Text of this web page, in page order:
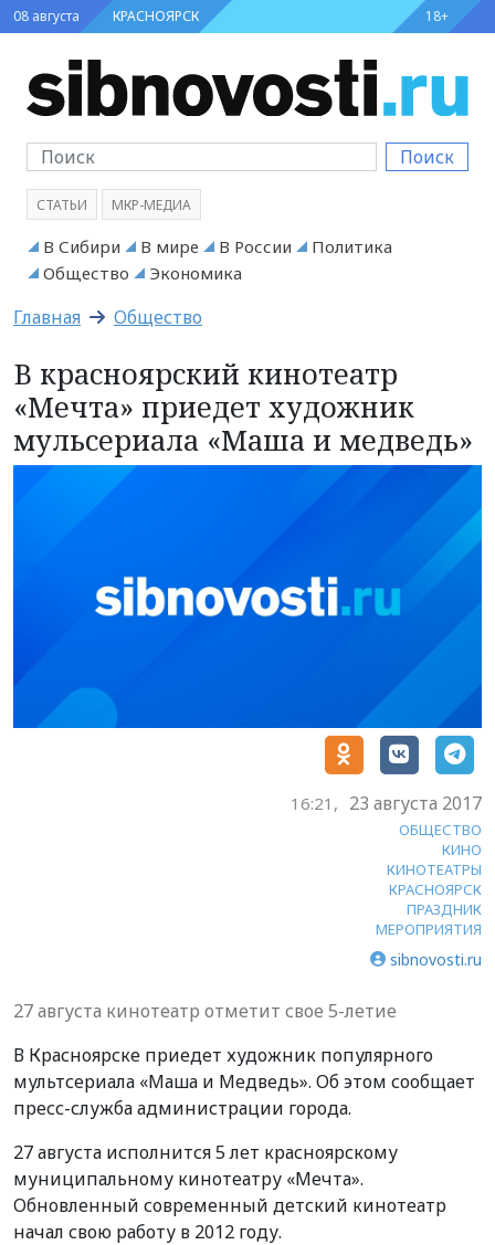
08 августа КРАСНОЯРСК 18+
Поиск
СТАТЬИ МКР-МЕДИА
В Сибири В мире В России
Политика
Общество
Экономика
Главная Общество
В красноярский кинотеатр
«Мечта» приедет художник
мульсериала «Маша и медведь»
16:21, 23 августа 2017
ОБЩЕСТВО
КИНО
КИНОТЕАТРЫ
КРАСНОЯРСК
ПРАЗДНИК
МЕРОПРИЯТИЯ
sibnovosti.ru
27 августа кинотеатр отметит свое 5-летие
В Красноярске приедет художник популярного
мультсериала «Маша и Медведь». Об этом сообщает
пресс-служба администрации города.
27 августа исполнится 5 лет красноярскому
муниципальному кинотеатру «Мечта».
Обновленный современный детский кинотеатр
начал свою работу в 2012 году.